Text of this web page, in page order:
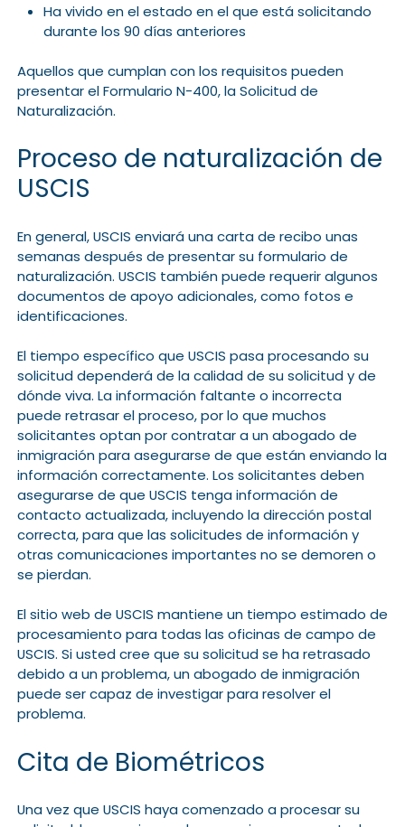
Ha vivido en el estado en el que está solicitando
durante los 90 días anteriores
Aquellos que cumplan con los requisitos pueden
presentar el Formulario N-400, la Solicitud de
Naturalización.
Proceso de naturalización de
USCIS
En general, USCIS enviará una carta de recibo unas
semanas después de presentar su formulario de
naturalización. USCIS también puede requerir algunos
documentos de apoyo adicionales, como fotos e
identificaciones.
El tiempo específico que USCIS pasa procesando su
solicitud dependerá de la calidad de su solicitud y de
dónde viva. La información faltante o incorrecta
puede retrasar el proceso, por lo que muchos
solicitantes optan por contratar a un abogado de
inmigración para asegurarse de que están enviando la
información correctamente. Los solicitantes deben
asegurarse de que USCIS tenga información de
contacto actualizada, incluyendo la dirección postal
correcta, para que las solicitudes de información y
otras comunicaciones importantes no se demoren o
se pierdan.
El sitio web de USCIS mantiene un tiempo estimado de
procesamiento para todas las oficinas de campo de
USCIS. Si usted cree que su solicitud se ha retrasado
debido a un problema, un abogado de inmigración
puede ser capaz de investigar para resolver el
problema.
Cita de Biométricos
Una vez que USCIS haya comenzado a procesar su